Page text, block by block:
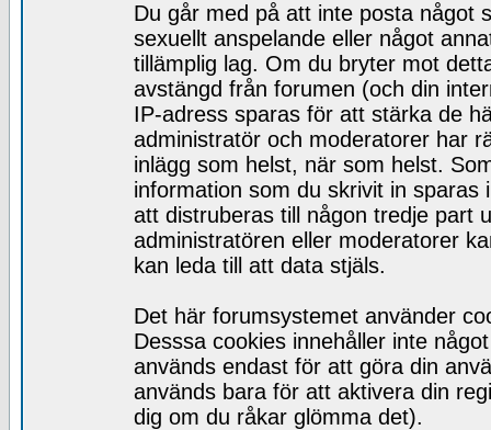
Du går med på att inte posta något
sexuellt anspelande eller något
tillämplig lag. Om du bryter mot
avstängd från forumen (och din
IP-adress sparas för att stärka de
administratör och moderatorer har
inlägg som helst, när som helst.
information som du skrivit in
att distruberas till någon tredje part
administratören eller moderatorer
kan leda till att data stjäls.
Det här forumsystemet använder
Desssa cookies innehåller inte
används endast för att göra din
används bara för att aktivera din
dig om du råkar glömma det).